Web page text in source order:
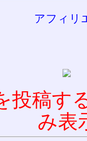
アフィリ
投稿す
み表